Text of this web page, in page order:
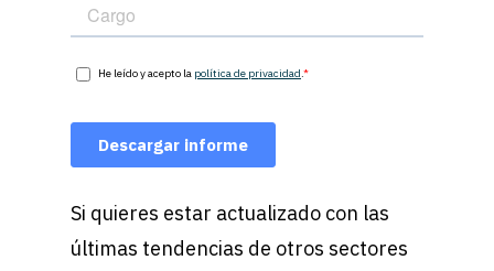
Si quieres estar actualizado con las
últimas tendencias de otros sectores